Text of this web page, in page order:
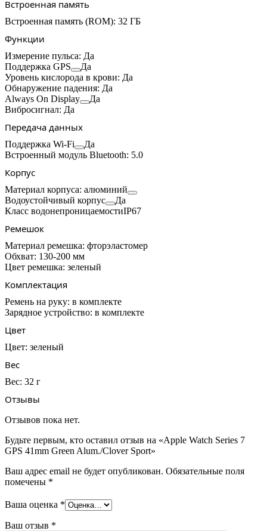
Встроенная память
Встроенная память (ROM): 32 ГБ
Функции
Измерение пульса: Да
Поддержка GPS
Да
Уровень кислорода в крови: Да
Обнаружение падения: Да
Always On Display
Да
Вибросигнал: Да
Передача данных
Поддержка Wi-Fi
Да
Встроенный модуль Bluetooth: 5.0
Корпус
Материал корпуса: алюминий
Водоустойчивый корпус
Да
Класс водонепроницаемостиIP67
Ремешок
Материал ремешка: фторэластомер
Обхват: 130-200 мм
Цвет ремешка: зеленый
Комплектация
Ремень на руку: в комплекте
Зарядное устройство: в комплекте
Цвет
Цвет: зеленый
Вес
Вес: 32 г
Отзывы
Отзывов пока нет.
Будьте первым, кто оставил отзыв на «Apple Watch Series 7
GPS 41mm Green Alum./Clover Sport»
Ваш адрес email не будет опубликован. Обязательные поля
помечены *
Ваша оценка *
Ваш отзыв *